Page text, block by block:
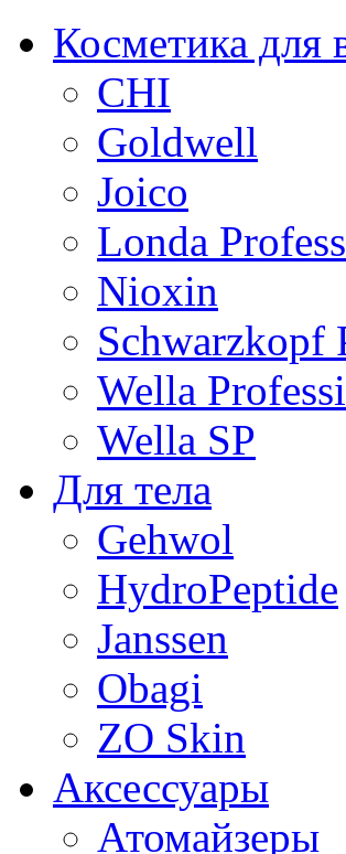
Косметика для
CHI
Goldwell
Joico
Londa
Nioxin
Schwarzkopf
Wella
Wella SP
Для тела
Gehwol
HydroPeptide
Janssen
Obagi
ZO Skin
Aксессуары
Атомайзеры